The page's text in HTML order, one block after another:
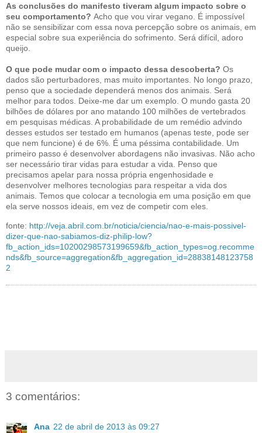
As conclusões do manifesto tiveram algum impacto sobre o
seu comportamento? Acho que vou virar vegano. É impossível
não se sensibilizar com essa nova percepção sobre os animais, em
especial sobre sua experiência do sofrimento. Será difícil, adoro
queijo.
O que pode mudar com o impacto dessa descoberta? Os
dados são perturbadores, mas muito importantes. No longo prazo,
penso que a sociedade dependerá menos dos animais. Será
melhor para todos. Deixe-me dar um exemplo. O mundo gasta 20
bilhões de dólares por ano matando 100 milhões de vertebrados
em pesquisas médicas. A probabilidade de um remédio advindo
desses estudos ser testado em humanos (apenas teste, pode ser
que nem funcione) é de 6%. É uma péssima contabilidade. Um
primeiro passo é desenvolver abordagens não invasivas. Não acho
ser necessário tirar vidas para estudar a vida. Penso que
precisamos apelar para nossa própria engenhosidade e
desenvolver melhores tecnologias para respeitar a vida dos
animais. Temos que colocar a tecnologia em uma posição em que
ela serve nossos ideais, em vez de competir com eles.
fonte: http://veja.abril.com.br/noticia/ciencia/nao-e-mais-possivel-
dizer-que-nao-sabiamos-diz-philip-low?
fb_action_ids=10200298573199659&fb_action_types=og.recomme
nds&fb_source=aggregation&fb_aggregation_id=28838148123758
2
3 comentários:
Ana 22 de abril de 2013 às 09:27